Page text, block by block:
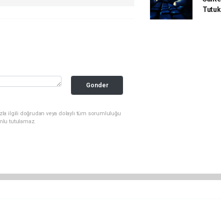
Gonder
ilgili doğrudan veya dolaylı tüm sorumluluğu
tutulamaz.